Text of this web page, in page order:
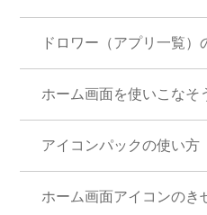
ドロワー（アプリ一覧）
ホーム画面を使いこなそ
アイコンパックの使い方
ホーム画面アイコンのき